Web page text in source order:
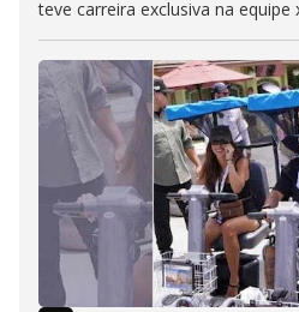
teve carreira exclusiva na equipe